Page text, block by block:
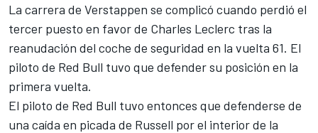
La carrera de Verstappen se complicó cuando perdió el
tercer puesto en favor de Charles Leclerc tras la
reanudación del coche de seguridad en la vuelta 61. El
piloto de Red Bull tuvo que defender su posición en la
primera vuelta.
El piloto de Red Bull tuvo entonces que defenderse de
una caída en picada de Russell por el interior de la